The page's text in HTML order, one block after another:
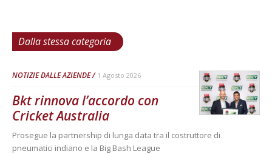
Dalla stessa categoria
NOTIZIE DALLE AZIENDE 1 Agosto 2026
Bkt rinnova l’accordo con
Cricket Australia
Prosegue la partnership di lunga data tra il costruttore di
pneumatici indiano e la Big Bash League